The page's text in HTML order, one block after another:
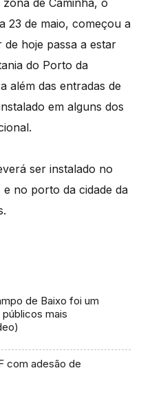
de Caminha, o
23 de maio, começou a
hoje passa a estar
do Porto da
além das entradas de
em alguns dos
ser instalado no
e no porto da cidade da
de Baixo foi um
mais
com adesão de